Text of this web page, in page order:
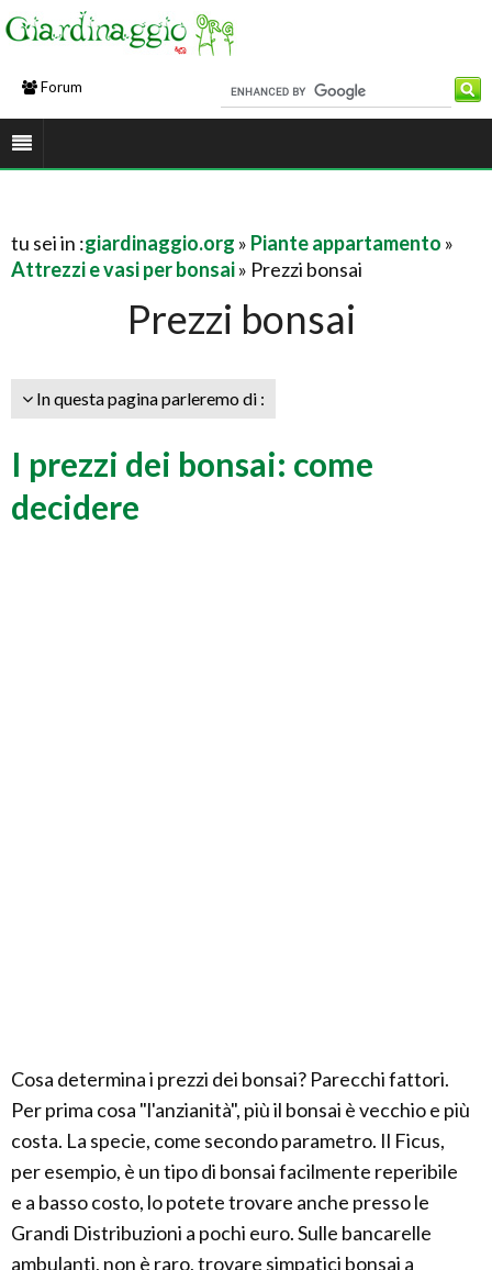
Forum
tu sei in :giardinaggio.org » Piante appartamento »
Attrezzi e vasi per bonsai» Prezzi bonsai
Prezzi bonsai
In questa pagina parleremo di :
I prezzi dei bonsai: come
decidere
Cosa determina i prezzi dei bonsai? Parecchi fattori.
Per prima cosa "l'anzianità", più il bonsai è vecchio e più
costa. La specie, come secondo parametro. Il Ficus,
per esempio, è un tipo di bonsai facilmente reperibile
e a basso costo, lo potete trovare anche presso le
Grandi Distribuzioni a pochi euro. Sulle bancarelle
ambulanti, non è raro, trovare simpatici bonsai a